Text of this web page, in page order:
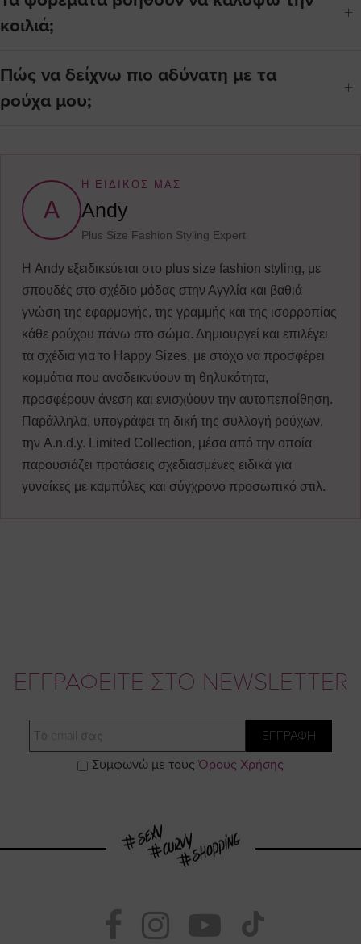
κοιλιά;
Πώς να δείχνω πιο αδύνατη με τα
ρούχα μου;
A
Η ΕΙΔΙΚΟΣ ΜΑΣ
Andy
Plus Size Fashion Styling Expert
Η Andy εξειδικεύεται στο plus size fashion styling, με
σπουδές στο σχέδιο μόδας στην Αγγλία και βαθιά
γνώση της εφαρμογής, της γραμμής και της ισορροπίας
κάθε ρούχου πάνω στο σώμα. Δημιουργεί και επιλέγει
τα σχέδια για το Happy Sizes, με στόχο να προσφέρει
κομμάτια που αναδεικνύουν τη θηλυκότητα,
προσφέρουν άνεση και ενισχύουν την αυτοπεποίθηση.
Παράλληλα, υπογράφει τη δική της συλλογή ρούχων,
την A.n.d.y. Limited Collection, μέσα από την οποία
παρουσιάζει προτάσεις σχεδιασμένες ειδικά για
γυναίκες με καμπύλες και σύγχρονο προσωπικό στιλ.
ΕΓΓΡΑΦΕΙΤΕ ΣΤΟ NEWSLETTER
Email
ΕΓΓΡΑΦΗ
Συμφωνώ με τους Όρους Χρήσης
VisitVisitVisit